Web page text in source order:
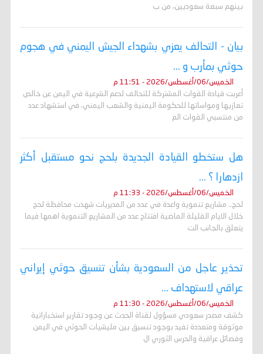
بينهم سبعة سعوديين، من ب
بيان - التحالف يعزي بشهداء الجيش اليمني في هجوم
حوثي بمأرب و ...
الخميس/06/أغسطس/2026 - 11:51 م
أعربت قيادة القوات المشتركة للتحالف لدعم الشرعية في اليمن عن خالص
تعازيها ومواساتها للحكومة اليمنية والشعب اليمني، في استشهاد عدد
من منتسبي القوات الم
هل ستخطو القيادة الجديدة بلحج نحو مستقبل أكثر
ازدهارا ؟ ...
الخميس/06/أغسطس/2026 - 11:33 م
لحج.. مشاريع تنموية واعدة في عدد من المديريات شهدت محافظة لحج
خلال الايام القليلة الماضية افتتاح عدد من المشاريع التنموية اهمها فيما
يتعلق بالجانب الت
تحذير عاجل من السعودية بشأن تنسيق حوثي إيراني
عراقي لاستهداف ...
الخميس/06/أغسطس/2026 - 11:30 م
كشف مصدر سعودي مسؤول لقناة الحدث عن وجود تقارير استخباراتية
موثوقة ومتعددة تفيد بوجود تنسيق بين مليشيات الحوثي في اليمن
وفصائل عراقية والحرس الثوري ال